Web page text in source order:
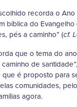
recorda o
bíblica do Evangelho
pés a caminho” (cf.
que o tema do
de
é proposto para
comunidades,
agora.